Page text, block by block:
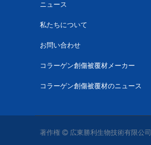
ニュース
私たちについて
お問い合わせ
コラーゲン創傷被覆材メーカー
コラーゲン創傷被覆材のニュース
著作権  広東勝利生物技術有限公司